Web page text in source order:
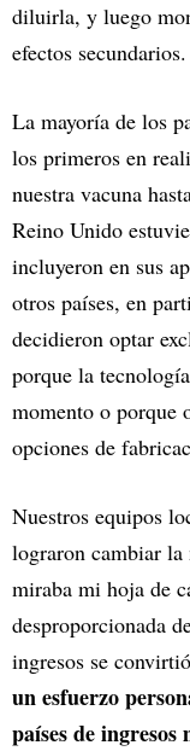
diluirla, y luego
efectos secundarios.
La mayoría de los
los primeros en
nuestra vacuna
Reino Unido
incluyeron en sus
otros países, en
decidieron optar
porque la
momento o porque
opciones de
Nuestros equipos
lograron cambiar
miraba mi hoja de
desproporcionada
ingresos se
un esfuerzo
países de